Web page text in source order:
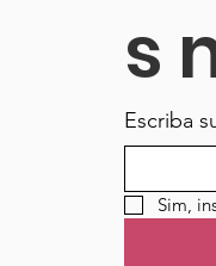
s
Escriba
Sim,